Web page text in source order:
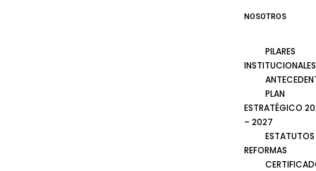
NOSOTROS
PILARES
INSTITUCIONALES
PLAN
ESTRATÉGICO
– 2027
ESTATUTOS
REFORMAS